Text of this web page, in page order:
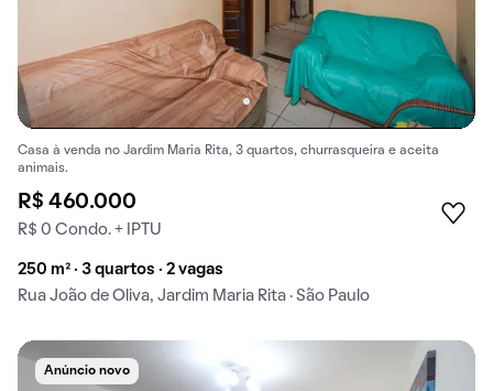
Casa à venda no Jardim Maria Rita, 3 quartos, churrasqueira e aceita
animais.
R$ 460.000
R$ 0 Condo. + IPTU
250 m² · 3 quartos · 2 vagas
Rua João de Oliva, Jardim Maria Rita · São Paulo
Anúncio novo